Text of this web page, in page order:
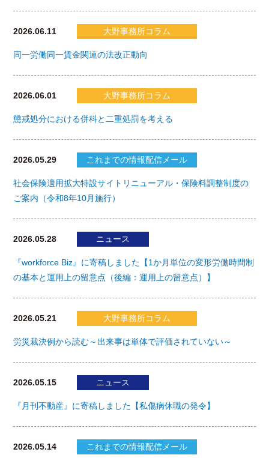
2026.06.11 大野事務所コラム
同一労働同一賃金関連の法改正動向
2026.06.01 大野事務所コラム
懲戒処分における併科と二重処罰を考える
2026.05.29 これまでの情報配信メール
社会保険適用拡大特設サイトリニューアル・保険料調整制度の
ご案内（令和8年10月施行）
2026.05.28 ニュース
『workforce Biz』に寄稿しました【1か月単位の変形労働時間制
の基本と運用上の留意点（後編：運用上の留意点）】
2026.05.21 大野事務所コラム
労災裁決例から読む～出来事は単体で評価されていない～
2026.05.15 ニュース
『月刊不動産』に寄稿しました【私傷病休職の発令】
2026.05.14 これまでの情報配信メール